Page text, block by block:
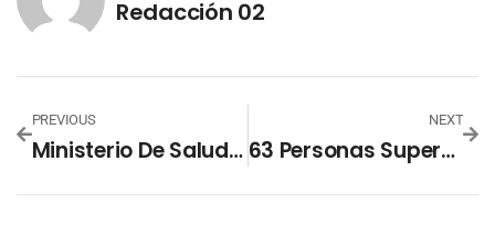
Redacción 02
PREVIOUS
Ministerio De Salud Realiza Remodelación En Hospital De Ilobasco
NEXT
63 Personas Superaron El Covid-19 Ayer, Van 1,179 Recuperados